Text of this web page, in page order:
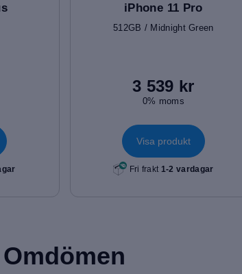
iPhone 11 Pro
512GB / Midnight Green
3 539 kr
0% moms
Visa produkt
Fri frakt 1-2 vardagar
Omdömen